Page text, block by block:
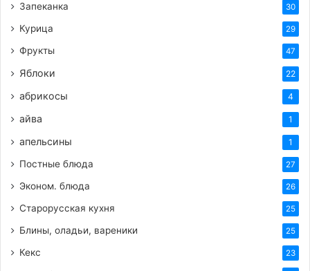
Запеканка 30
Курица 29
Фрукты 47
Яблоки 22
абрикосы 4
айва 1
апельсины 1
Постные блюда 27
Эконом. блюда 26
Старорусская кухня 25
Блины, оладьи, вареники 25
Кекс 23